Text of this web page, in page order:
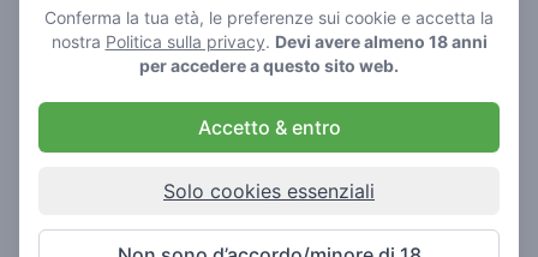
Conferma la tua età, le preferenze sui cookie e accetta la
nostra Politica sulla privacy. Devi avere almeno 18 anni
per accedere a questo sito web.
Accetto & entro
Solo cookies essenziali